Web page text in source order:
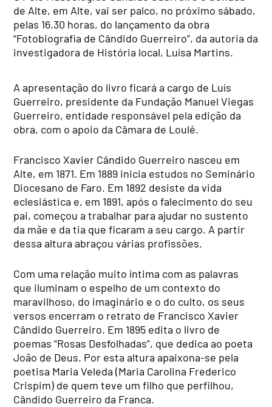
de Alte, em Alte, vai ser palco, no próximo sábado,
pelas 16.30 horas, do lançamento da obra
“Fotobiografia de Cândido Guerreiro”, da autoria da
investigadora de História local, Luísa Martins.
A apresentação do livro ficará a cargo de Luís
Guerreiro, presidente da Fundação Manuel Viegas
Guerreiro, entidade responsável pela edição da
obra, com o apoio da Câmara de Loulé.
Francisco Xavier Cândido Guerreiro nasceu em
Alte, em 1871. Em 1889 inicia estudos no Seminário
Diocesano de Faro. Em 1892 desiste da vida
eclesiástica e, em 1891, após o falecimento do seu
pai, começou a trabalhar para ajudar no sustento
da mãe e da tia que ficaram a seu cargo. A partir
dessa altura abraçou várias profissões.
Com uma relação muito íntima com as palavras
que iluminam o espelho de um contexto do
maravilhoso, do imaginário e o do culto, os seus
versos encerram o retrato de Francisco Xavier
Cândido Guerreiro. Em 1895 edita o livro de
poemas “Rosas Desfolhadas”, que dedica ao poeta
João de Deus. Por esta altura apaixona-se pela
poetisa Maria Veleda (Maria Carolina Frederico
Crispim) de quem teve um filho que perfilhou,
Cândido Guerreiro da Franca.